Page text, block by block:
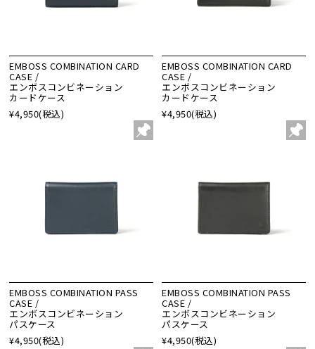
EMBOSS COMBINATION CARD
CASE /
エンボスコンビネーション
カードケース
¥4,950(税込)
EMBOSS COMBINATION CARD
CASE /
エンボスコンビネーション
カードケース
¥4,950(税込)
EMBOSS COMBINATION PASS
CASE /
エンボスコンビネーション
パスケース
¥4,950(税込)
EMBOSS COMBINATION PASS
CASE /
エンボスコンビネーション
パスケース
¥4,950(税込)